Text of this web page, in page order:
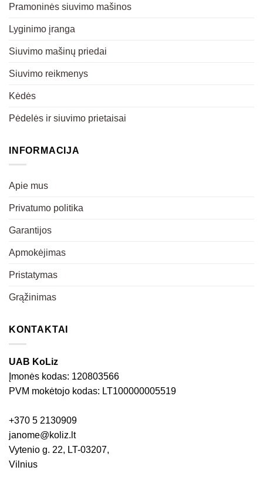
Pramoninės siuvimo mašinos
Lyginimo įranga
Siuvimo mašinų priedai
Siuvimo reikmenys
Kėdės
Pėdelės ir siuvimo prietaisai
INFORMACIJA
Apie mus
Privatumo politika
Garantijos
Apmokėjimas
Pristatymas
Grąžinimas
KONTAKTAI
UAB KoLiz
Įmonės kodas: 120803566
PVM mokėtojo kodas: LT100000005519
+370 5 2130909
janome@koliz.lt
Vytenio g. 22, LT-03207,
Vilnius